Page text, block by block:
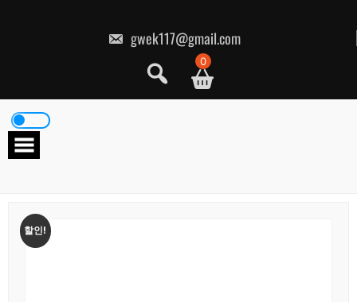
gwek117@gmail.com
0
할인!